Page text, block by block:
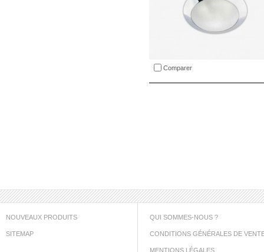
Comparer
NOUVEAUX PRODUITS
SITEMAP
QUI SOMMES-NOUS ?
CONDITIONS GÉNÉRALES DE
MENTIONS LÉGALES